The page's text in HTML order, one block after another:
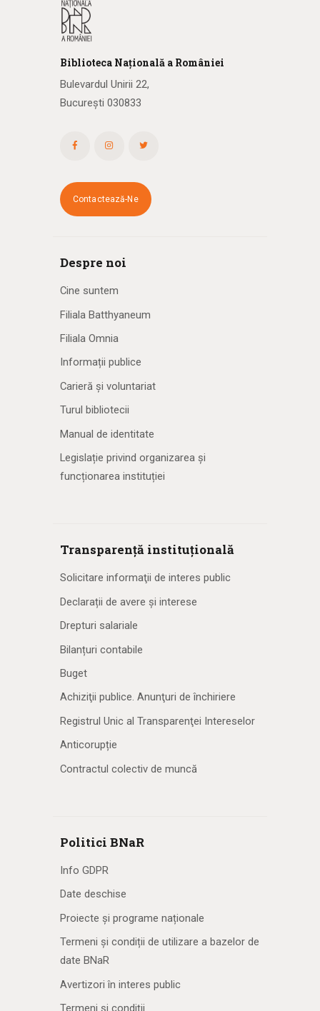
Biblioteca Națională a României
Bulevardul Unirii 22,
București 030833
Contactează-Ne
Despre noi
Cine suntem
Filiala Batthyaneum
Filiala Omnia
Informații publice
Carieră și voluntariat
Turul bibliotecii
Manual de identitate
Legislație privind organizarea și
funcționarea instituției
Transparență instituțională
Solicitare informaţii de interes public
Declarații de avere și interese
Drepturi salariale
Bilanțuri contabile
Buget
Achiziţii publice. Anunţuri de închiriere
Registrul Unic al Transparenţei Intereselor
Anticorupție
Contractul colectiv de muncă
Politici BNaR
Info GDPR
Date deschise
Proiecte și programe naționale
Termeni și condiții de utilizare a bazelor de
date BNaR
Avertizori în interes public
Termeni și condiții